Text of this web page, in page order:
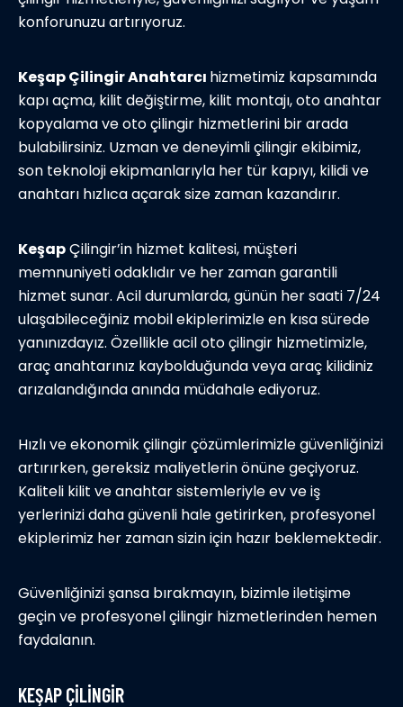
konforunuzu artırıyoruz.
Keşap Çilingir Anahtarcı hizmetimiz kapsamında
kapı açma, kilit değiştirme, kilit montajı, oto anahtar
kopyalama ve oto çilingir hizmetlerini bir arada
bulabilirsiniz. Uzman ve deneyimli çilingir ekibimiz,
son teknoloji ekipmanlarıyla her tür kapıyı, kilidi ve
anahtarı hızlıca açarak size zaman kazandırır.
KeşapÇilingir’in hizmet kalitesi, müşteri
memnuniyeti odaklıdır ve her zaman garantili
hizmet sunar. Acil durumlarda, günün her saati 7/24
ulaşabileceğiniz mobil ekiplerimizle en kısa sürede
yanınızdayız. Özellikle acil oto çilingir hizmetimizle,
araç anahtarınız kaybolduğunda veya araç kilidiniz
arızalandığında anında müdahale ediyoruz.
Hızlı ve ekonomik çilingir çözümlerimizle güvenliğinizi
artırırken, gereksiz maliyetlerin önüne geçiyoruz.
Kaliteli kilit ve anahtar sistemleriyle ev ve iş
yerlerinizi daha güvenli hale getirirken, profesyonel
ekiplerimiz her zaman sizin için hazır beklemektedir.
Güvenliğinizi şansa bırakmayın, bizimle iletişime
geçin ve profesyonel çilingir hizmetlerinden hemen
faydalanın.
KEŞAP ÇILINGIR